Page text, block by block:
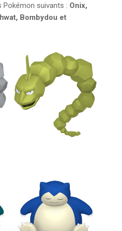
suivants : Onix,
Bombydou et